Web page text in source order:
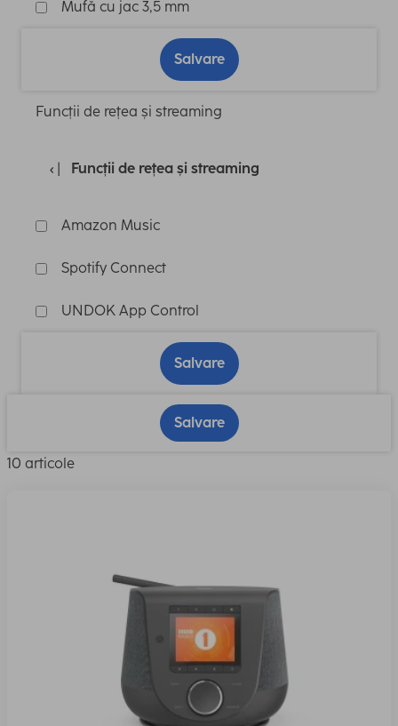
Mufă cu jac 3,5 mm
Salvare
Funcții de rețea și streaming
Funcții de rețea și streaming
Amazon Music
Spotify Connect
UNDOK App Control
Salvare
Salvare
10 articole